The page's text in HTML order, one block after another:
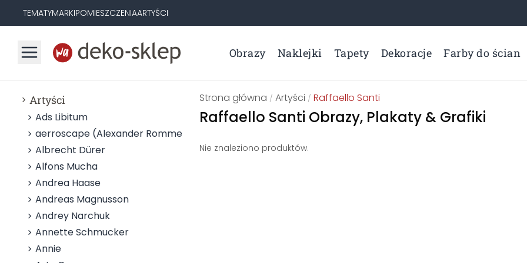
TEMATYMARKIPOMIESZCZENIAARTYŚCI
Obrazy Naklejki Tapety Dekoracje Farby do ścian
Artyści
Ads Libitum
aerroscape (Alexander Rommel)
Albrecht Dürer
Alfons Mucha
Andrea Haase
Andreas Magnusson
Andrey Narchuk
Annette Schmucker
Annie
Strona główna /Artyści / Raffaello Santi
Raffaello Santi Obrazy, Plakaty & Grafiki
Nie znaleziono produktów.